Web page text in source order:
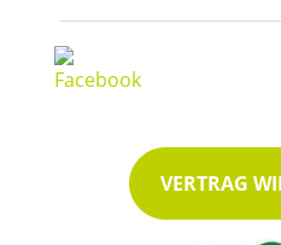
VERTRAG